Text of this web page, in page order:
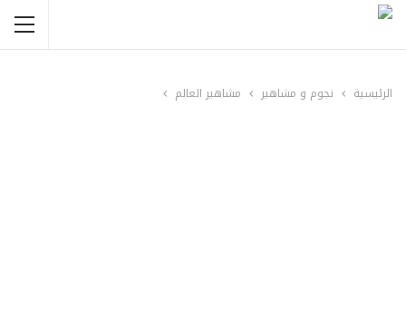
الرئيسية نجوم و مشاهير مشاهير العالم